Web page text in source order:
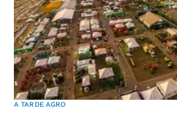
A TARDE AGRO